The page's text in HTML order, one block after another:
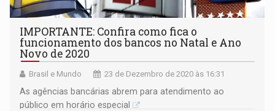
IMPORTANTE: Confira como fica o
funcionamento dos bancos no Natal e Ano
Novo de 2020
Brasil e Mundo 23 de Dezembro de 2020 às 16:31
As agências bancárias abrem para atendimento ao
público em horário especial